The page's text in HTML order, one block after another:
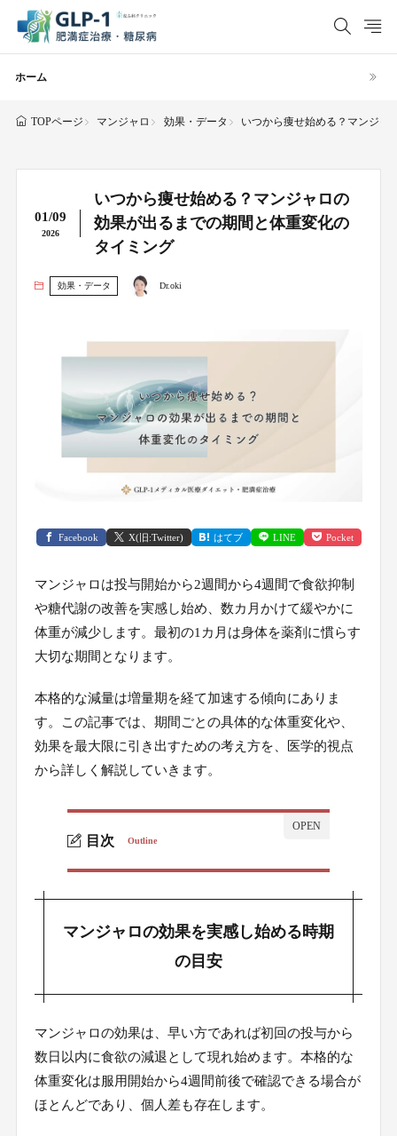
ホーム
TOPページ マンジャロ 効果・データ いつから痩せ始める？マンジャ
01/09
2026
いつから痩せ始める？マンジャロの
効果が出るまでの期間と体重変化の
タイミング
効果・データ Dr.oki
Facebook X(旧:Twitter) はてブ LINE Pocket
マンジャロは投与開始から2週間から4週間で食欲抑制
や糖代謝の改善を実感し始め、数カ月かけて緩やかに
体重が減少します。最初の1カ月は身体を薬剤に慣らす
大切な期間となります。
本格的な減量は増量期を経て加速する傾向にありま
す。この記事では、期間ごとの具体的な体重変化や、
効果を最大限に引き出すための考え方を、医学的視点
から詳しく解説していきます。
目次 Outline
1.
1-1.服用開始から最初の1カ月間の変化
1-2.体内の糖代謝が安定するまでの時間
食欲抑制効果が現れるタイミング
2.
投与量と体重減少スピードの関係性
マンジャロの効果を実感し始める時期
の目安
マンジャロの効果は、早い方であれば初回の投与から
数日以内に食欲の減退として現れ始めます。本格的な
体重変化は服用開始から4週間前後で確認できる場合が
ほとんどであり、個人差も存在します。